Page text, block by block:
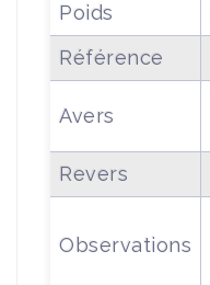
Poids
Référence
Avers
Revers
Observations